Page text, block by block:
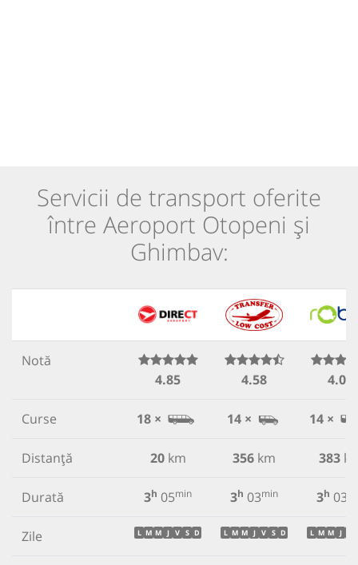
Servicii de transport oferite
între Aeroport Otopeni și
Ghimbav:
Notă
4.85
4.58 4.08
Curse 18 × 14 × 14 ×
Distanță 20km 356 km 383
Durată 3h 05min 3h 03min 3h 03
Zile L M M J V S D L M M J V S D L M M J